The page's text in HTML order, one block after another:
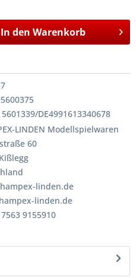
In den Warenkorb
DE4991613340678
LINDEN Modellspielwaren
60
linden.de
linden.de
9155910